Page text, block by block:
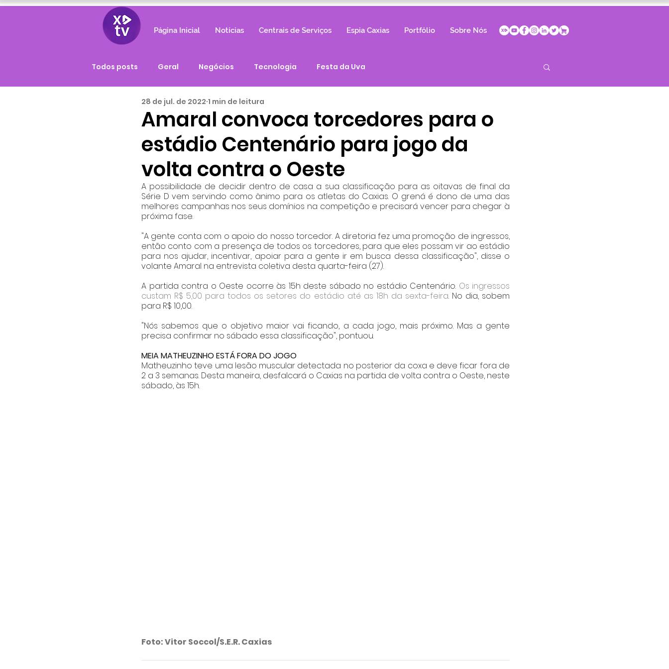
Página Inicial Notícias Centrais de Serviços Espia Caxias Portfólio Sobre Nós
Todos posts Geral Negócios Tecnologia Festa da Uva
Amaral convoca torcedores para o
estádio Centenário para jogo da
volta contra o Oeste
28 de jul. de 2022 1 min de leitura
A possibilidade de decidir dentro de casa a sua classificação para as oitavas de final da
Série D vem servindo como ânimo para os atletas do Caxias. O grená é dono de uma das
melhores campanhas nos seus domínios na competição e precisará vencer para chegar à
próxima fase.
"A gente conta com o apoio do nosso torcedor. A diretoria fez uma promoção de ingressos,
então conto com a presença de todos os torcedores, para que eles possam vir ao estádio
para nos ajudar, incentivar, apoiar para a gente ir em busca dessa classificação", disse o
volante Amaral na entrevista coletiva desta quarta-feira (27).
A partida contra o Oeste ocorre às 15h deste sábado no estádio Centenário. Os ingressos
custam R$ 5,00 para todos os setores do estádio até as 18h da sexta-feira. No dia, sobem
para R$ 10,00.
"Nós sabemos que o objetivo maior vai ficando, a cada jogo, mais próximo. Mas a gente
precisa confirmar no sábado essa classificação", pontuou.
MEIA MATHEUZINHO ESTÁ FORA DO JOGO
Matheuzinho teve uma lesão muscular detectada no posterior da coxa e deve ficar fora de
2 a 3 semanas. Desta maneira, desfalcará o Caxias na partida de volta contra o Oeste, neste
sábado, às 15h.
Foto: Vitor Soccol/S.E.R. Caxias